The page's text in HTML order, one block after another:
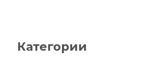
Категории